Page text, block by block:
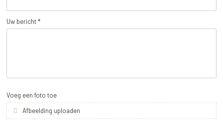
Uw bericht *
Voeg een foto toe
Afbeelding uploaden